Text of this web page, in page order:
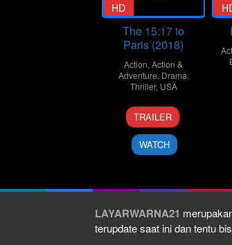
HD
The 15:17 to
Paris (2018)
Action, Action &
Adventure, Drama,
Thriller, USA
7
Feb
2018
Clint
Eastwood
TRAILER
WATCH
LAYARWARNA21
terupdate saat ini dan tentu